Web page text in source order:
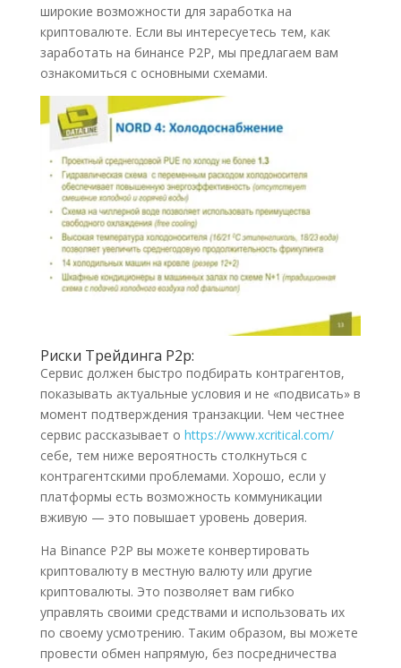
широкие возможности для заработка на
криптовалюте. Если вы интересуетесь тем, как
заработать на бинансе P2P, мы предлагаем вам
ознакомиться с основными схемами.
Риски Трейдинга P2p:
Сервис должен быстро подбирать контрагентов,
показывать актуальные условия и не «подвисать» в
момент подтверждения транзакции. Чем честнее
сервис рассказывает о https://www.xcritical.com/
себе, тем ниже вероятность столкнуться с
контрагентскими проблемами. Хорошо, если у
платформы есть возможность коммуникации
вживую — это повышает уровень доверия.
На Binance P2P вы можете конвертировать
криптовалюту в местную валюту или другие
криптовалюты. Это позволяет вам гибко
управлять своими средствами и использовать их
по своему усмотрению. Таким образом, вы можете
провести обмен напрямую, без посредничества